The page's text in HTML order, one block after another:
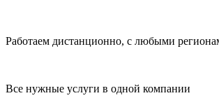
Работаем дистанционно, с любыми
Все нужные услуги в одной компании